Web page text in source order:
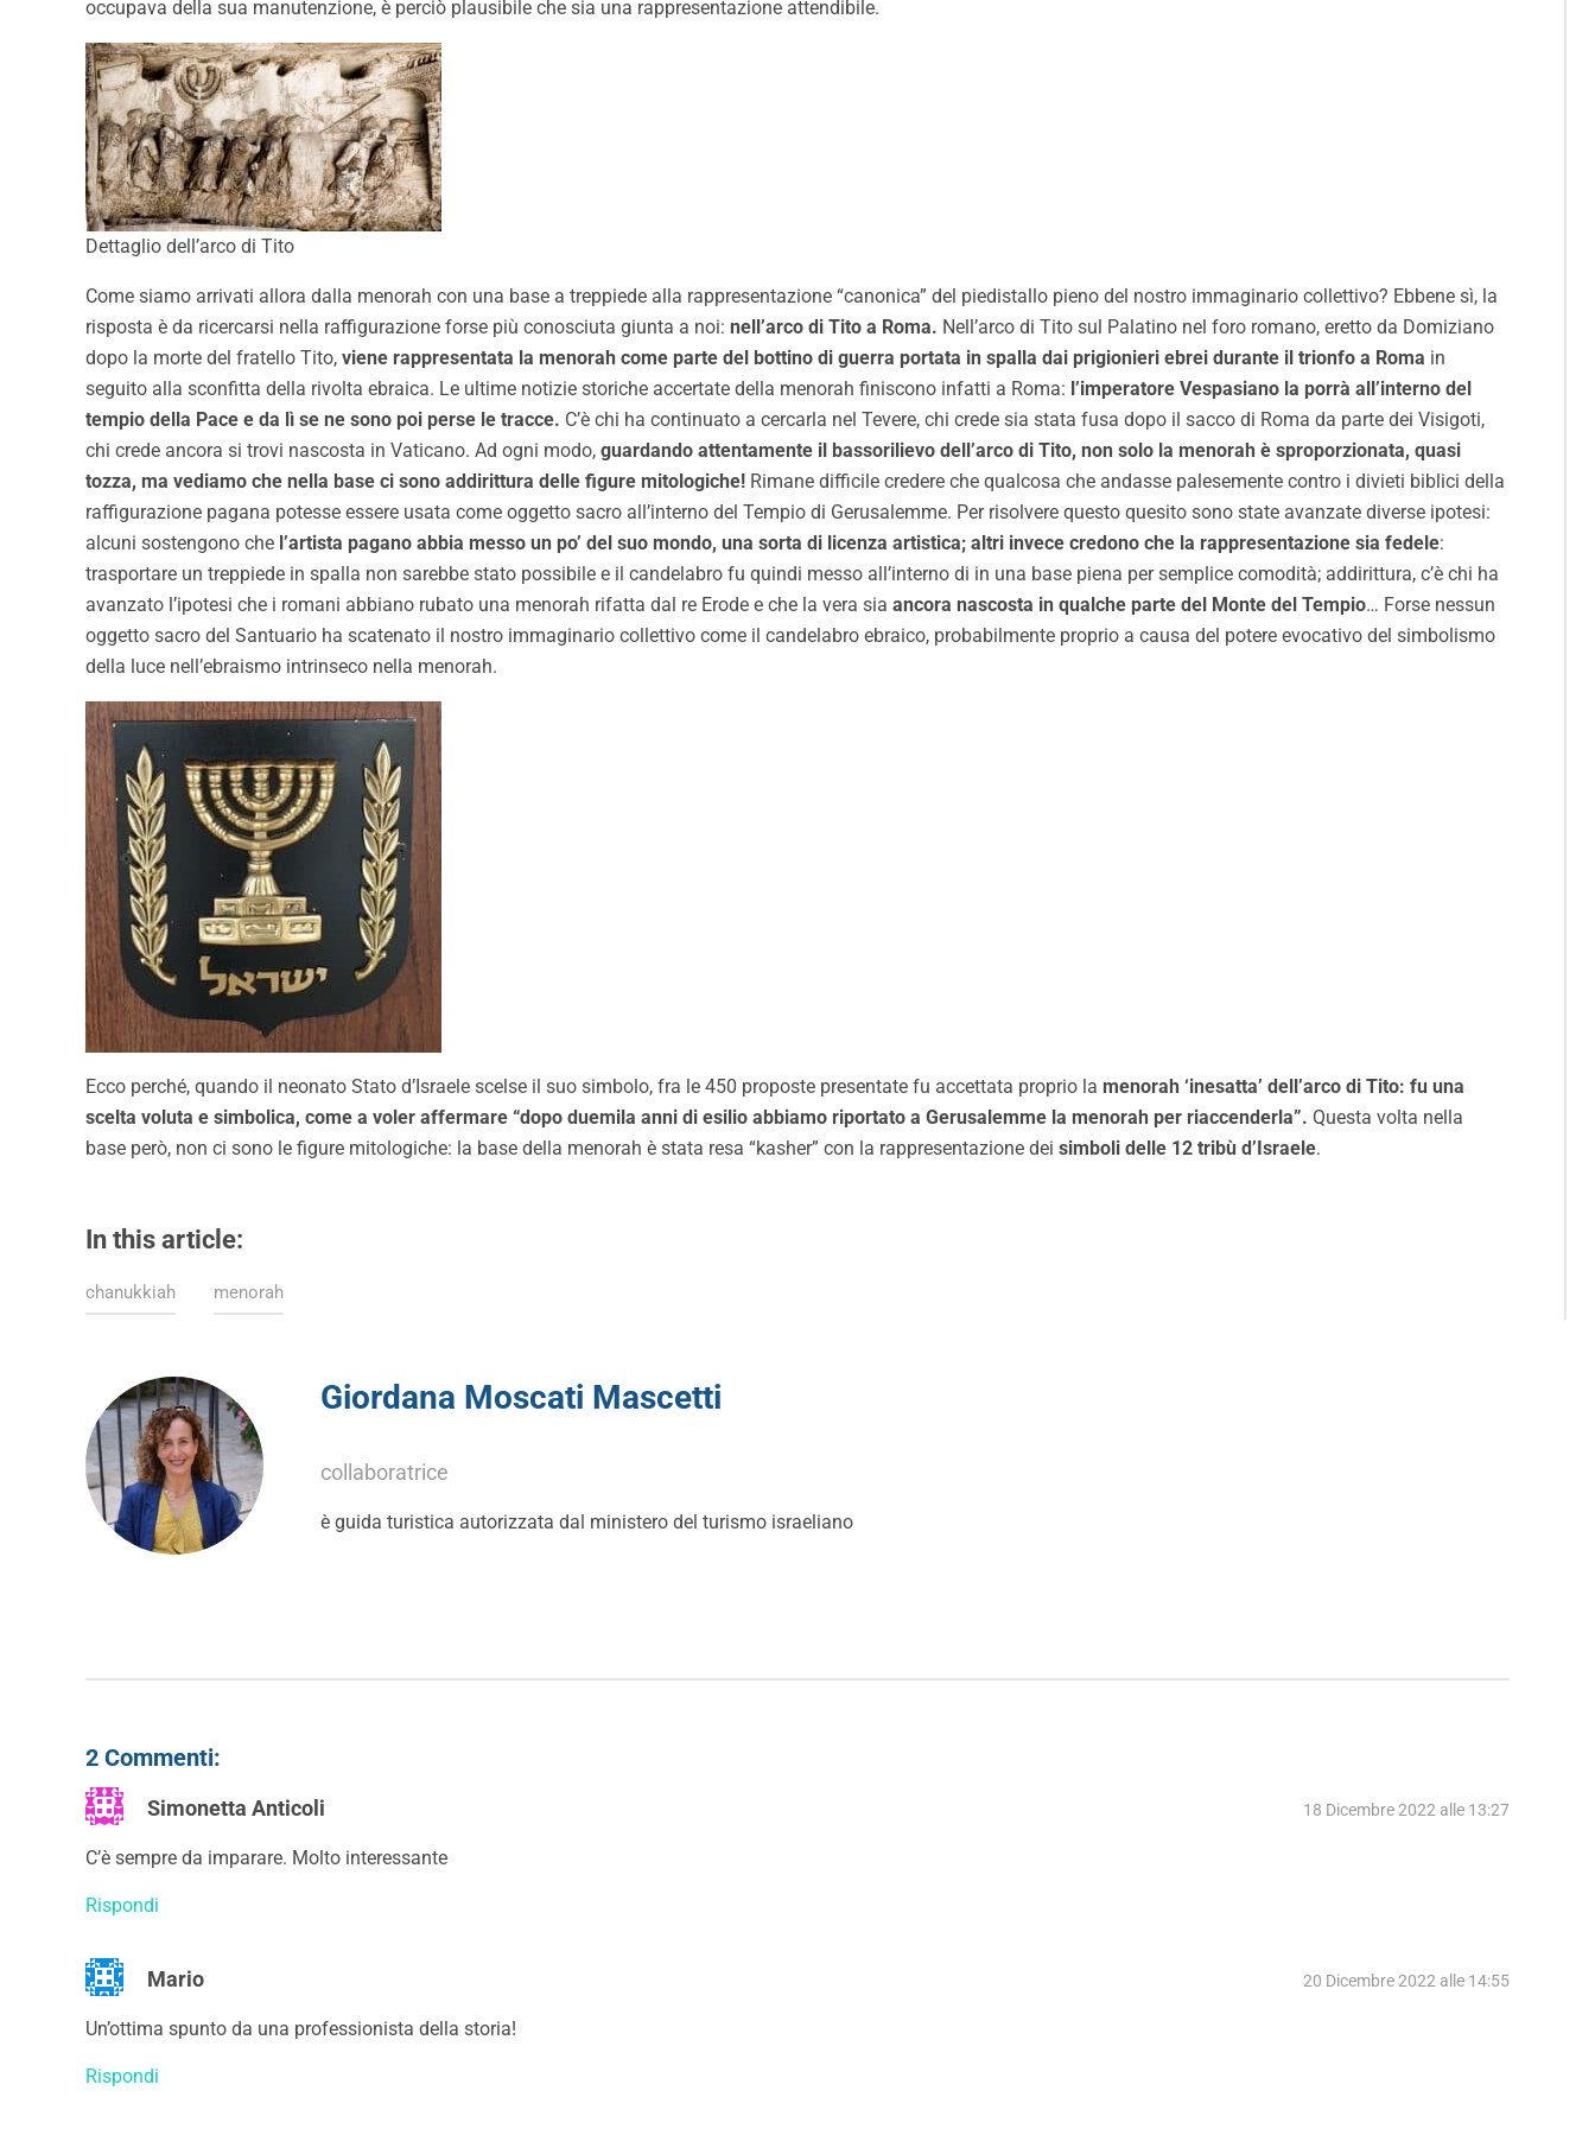
occupava della sua manutenzione, è perciò plausibile che sia una rappresentazione attendibile.
Dettaglio dell’arco di Tito
Come siamo arrivati allora dalla menorah con una base a treppiede alla rappresentazione “canonica” del piedistallo pieno del nostro immaginario collettivo? Ebbene sì, la
risposta è da ricercarsi nella raffigurazione forse più conosciuta giunta a noi: nell’arco di Tito a Roma. Nell’arco di Tito sul Palatino nel foro romano, eretto da Domiziano
dopo la morte del fratello Tito, viene rappresentata la menorah come parte del bottino di guerra portata in spalla dai prigionieri ebrei durante il trionfo a Roma in
seguito alla sconfitta della rivolta ebraica. Le ultime notizie storiche accertate della menorah finiscono infatti a Roma: l’imperatore Vespasiano la porrà all’interno del
tempio della Pace e da lì se ne sono poi perse le tracce. C’è chi ha continuato a cercarla nel Tevere, chi crede sia stata fusa dopo il sacco di Roma da parte dei Visigoti,
chi crede ancora si trovi nascosta in Vaticano. Ad ogni modo, guardando attentamente il bassorilievo dell’arco di Tito, non solo la menorah è sproporzionata, quasi
tozza, ma vediamo che nella base ci sono addirittura delle figure mitologiche! Rimane difficile credere che qualcosa che andasse palesemente contro i divieti biblici della
raffigurazione pagana potesse essere usata come oggetto sacro all’interno del Tempio di Gerusalemme. Per risolvere questo quesito sono state avanzate diverse ipotesi:
alcuni sostengono che l’artista pagano abbia messo un po’ del suo mondo, una sorta di licenza artistica; altri invece credono che la rappresentazione sia fedele:
trasportare un treppiede in spalla non sarebbe stato possibile e il candelabro fu quindi messo all’interno di in una base piena per semplice comodità; addirittura, c’è chi ha
avanzato l’ipotesi che i romani abbiano rubato una menorah rifatta dal re Erode e che la vera sia ancora nascosta in qualche parte del Monte del Tempio… Forse nessun
oggetto sacro del Santuario ha scatenato il nostro immaginario collettivo come il candelabro ebraico, probabilmente proprio a causa del potere evocativo del simbolismo
della luce nell’ebraismo intrinseco nella menorah.
Ecco perché, quando il neonato Stato d’Israele scelse il suo simbolo, fra le 450 proposte presentate fu accettata proprio la menorah ‘inesatta’ dell’arco di Tito: fu una
scelta voluta e simbolica, come a voler affermare “dopo duemila anni di esilio abbiamo riportato a Gerusalemme la menorah per riaccenderla”. Questa volta nella
base però, non ci sono le figure mitologiche: la base della menorah è stata resa “kasher” con la rappresentazione dei simboli delle 12 tribù d’Israele.
In this article:
chanukkiah menorah
Giordana Moscati Mascetti
collaboratrice
è guida turistica autorizzata dal ministero del turismo israeliano
2 Commenti:
Simonetta Anticoli 18 Dicembre 2022 alle 13:27
C’è sempre da imparare. Molto interessante
Rispondi
Mario 20 Dicembre 2022 alle 14:55
Un’ottima spunto da una professionista della storia!
Rispondi